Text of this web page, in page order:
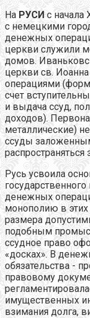
На РУСИ с начала
с немецкими
денежных
церкви служили
домов.
церкви св.
операциями
счет
и выдача ссуд,
доходов).
металлические)
ссуды
Русь усвоила
денежных
монополию в этих
размера
подобным
ссудное право
«досках». В
обязательства -
правовому
имущественных
взимания долга,